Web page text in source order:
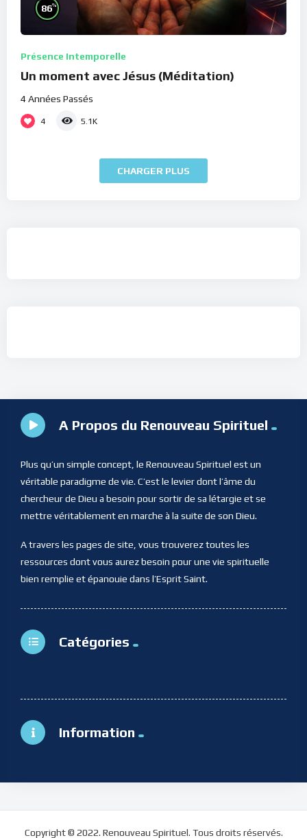
86%
Présence Intemporelle
Un moment avec Jésus (Méditation)
4 Années Passés
4 5.1K
CHARGER PLUS
A Propos du Renouveau Spirituel
Plus qu’un simple concept, le Renouveau Spirituel est un
véritable paradigme de vie. C’est le levier dont l’âme du
chercheur de Dieu a besoin pour sortir de sa létargie et se
mettre véritablement en marche à la suite de son Dieu.
A travers les pages de site, vous trouverez toutes les
ressources dont vous aurez besoin pour une vie spirituelle
bien remplie et épanouie dans l’Esprit Saint.
Catégories
Information
Copyright © 2022. Renouveau Spirituel. Tous droits réservés.